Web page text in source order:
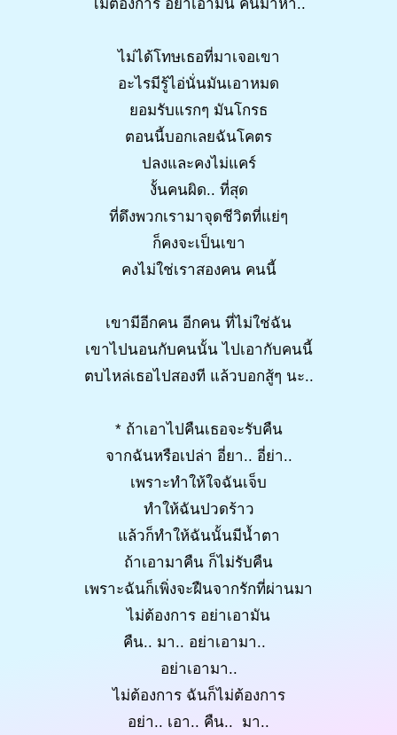
ไม่ต้องการ อย่าเอามัน คืนมาหา..
ไม่ได้โทษเธอที่มาเจอเขา
อะไรมีรู้ไอ่นั่นมันเอาหมด
ยอมรับแรกๆ มันโกรธ
ตอนนี้บอกเลยฉันโคตร
ปลงและคงไม่แคร์
งั้นคนผิด.. ที่สุด
ที่ดึงพวกเรามาจุดชีวิตที่แย่ๆ
ก็คงจะเป็นเขา
คงไม่ใช่เราสองคน คนนี้
เขามีอีกคน อีกคน ที่ไม่ใช่ฉัน
เขาไปนอนกับคนนั้น ไปเอากับคนนี้
ตบไหล่เธอไปสองที แล้วบอกสู้ๆ นะ..
* ถ้าเอาไปคืนเธอจะรับคืน
จากฉันหรือเปล่า อี่ยา.. อี่ย่า..
เพราะทำให้ใจฉันเจ็บ
ทำให้ฉันปวดร้าว
แล้วก็ทำให้ฉันนั้นมีน้ำตา
ถ้าเอามาคืน ก็ไม่รับคืน
เพราะฉันก็เพิ่งจะฝืนจากรักที่ผ่านมา
ไม่ต้องการ อย่าเอามัน
คืน.. มา.. อย่าเอามา..
อย่าเอามา..
ไม่ต้องการ ฉันก็ไม่ต้องการ
อย่า.. เอา.. คืน.. มา..